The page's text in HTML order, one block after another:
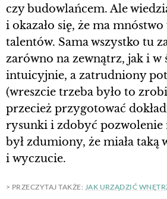
czy budowlańcem. Ale
i okazało się, że ma
talentów. Sama wszystko tu
zarówno na zewnątrz, jak i w
intuicyjnie, a zatrudniony
(wreszcie trzeba było to
przecież przygotować
rysunki i zdobyć pozwolenie
był zdumiony, że miała taką
i wyczucie.
> PRZECZYTAJ TAKŻE: JAK URZĄDZIĆ